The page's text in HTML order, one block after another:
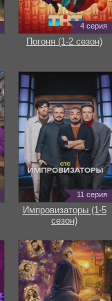
4 серия
Погоня (1-2 сезон)
11 серия
Импровизаторы (1-5
сезон)